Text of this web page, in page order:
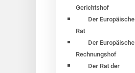
Gerichtshof
Der Europäische
Rat
Der Europäische
Rechnungshof
Der Rat der